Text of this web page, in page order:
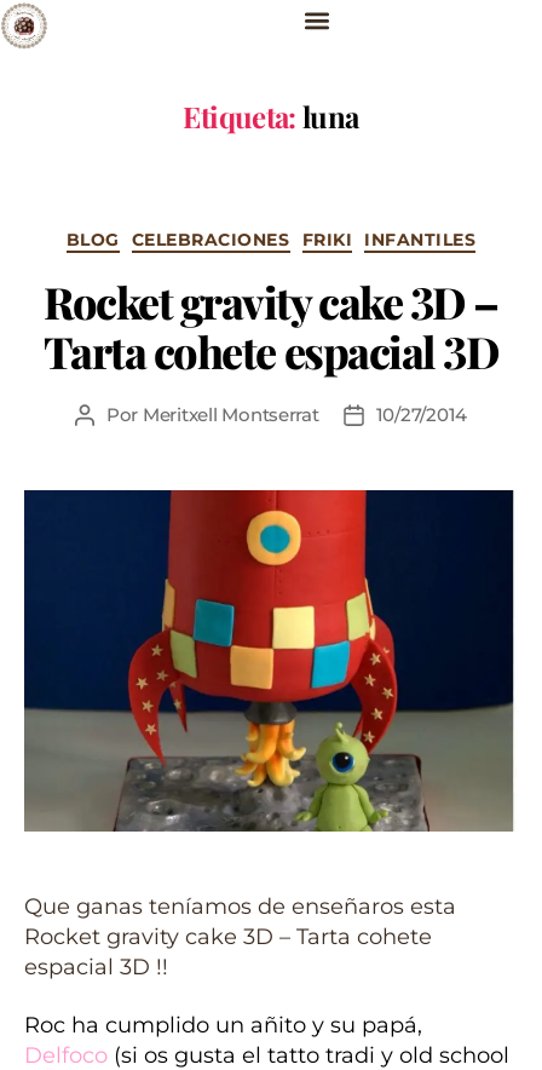
Etiqueta:luna
BLOG CELEBRACIONES FRIKI INFANTILES
Rocket gravity cake 3D –
Tarta cohete espacial 3D
Por Meritxell Montserrat 10/27/2014
Que ganas teníamos de enseñaros esta
Rocket gravity cake 3D – Tarta cohete
espacial 3D !!
Roc ha cumplido un añito y su papá,
Delfoco (si os gusta el tatto tradi y old school